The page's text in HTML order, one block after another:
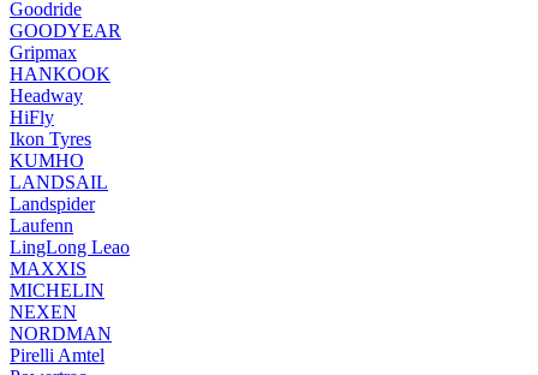
Goodride
GOODYEAR
Gripmax
HANKOOK
Headway
HiFly
Ikon Tyres
KUMHO
LANDSAIL
Landspider
Laufenn
LingLong Leao
MAXXIS
MICHELIN
NEXEN
NORDMAN
Pirelli Amtel